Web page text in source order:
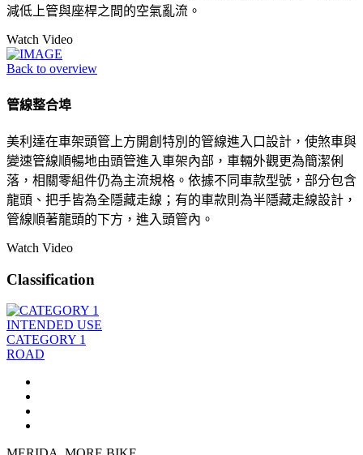
減低上管與座桿之間的空氣亂流。
Watch Video
Back to overview
管線整合埠
美利達在車架頭管上方開創特別的管線進入口設計，使煞車與
變速管線順暢地由頭管進入車架內部，車輛外觀更為簡潔俐
落，相關零組件仍為主流規格。依據不同車款型號，部分包含
龍頭、把手皆為全隱藏走線；有的車款則為半隱藏走線設計，
管線順著龍頭的下方，進入頭管內。
Watch Video
Classification
INTENDED USE
CATEGORY 1
ROAD